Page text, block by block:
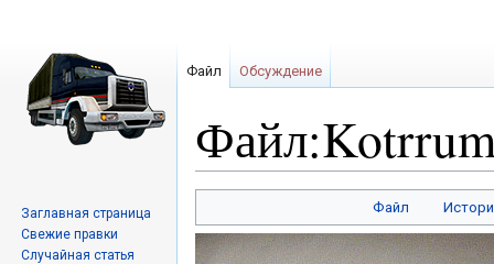
к
навигации
к
поиску
Файл
Файл Обсуждение
Заглавная страница
Свежие правки
Случайная статья